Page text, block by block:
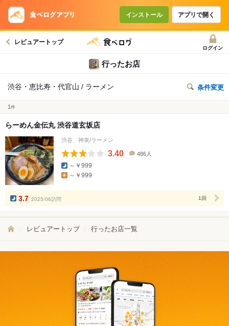
インストール アプリで開く
レビュアートップ
ログイン
行ったお店
渋谷・恵比寿・代官山 / ラーメン 条件変更
1 件
らーめん金伝丸 渋谷道玄坂店
渋谷、神泉/ラーメン
3.40
数
486人
～￥999
～￥999
3.7 2025/06訪問 1回
レビュアートップ 行ったお店一覧